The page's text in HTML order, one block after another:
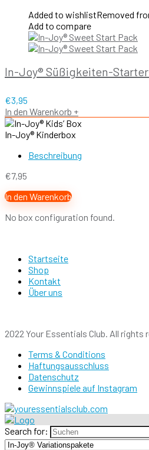
Added to wishlistRemoved
Add to compare
In-Joy® Süßigkeiten-
€3,95
In den Warenkorb +
In-Joy® Kinderbox
Beschreibung
€7,95
In den Warenkorb
No box configuration found.
Startseite
Shop
Kontakt
Über uns
2022 Your Essentials Club. All rights
Terms & Conditions
Haftungsausschluss
Datenschutz
Gewinnspiele auf Instagram
Search for: